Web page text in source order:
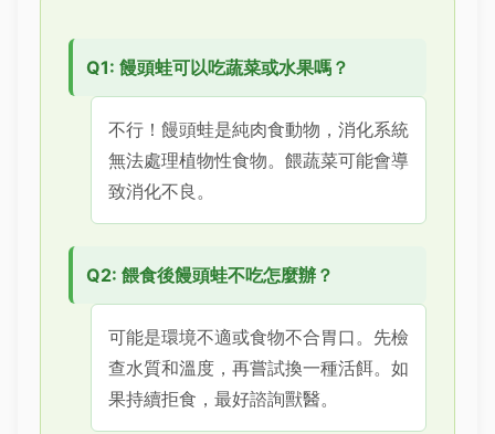
Q1: 饅頭蛙可以吃蔬菜或水果嗎？
不行！饅頭蛙是純肉食動物，消化系統
無法處理植物性食物。餵蔬菜可能會導
致消化不良。
Q2: 餵食後饅頭蛙不吃怎麼辦？
可能是環境不適或食物不合胃口。先檢
查水質和溫度，再嘗試換一種活餌。如
果持續拒食，最好諮詢獸醫。